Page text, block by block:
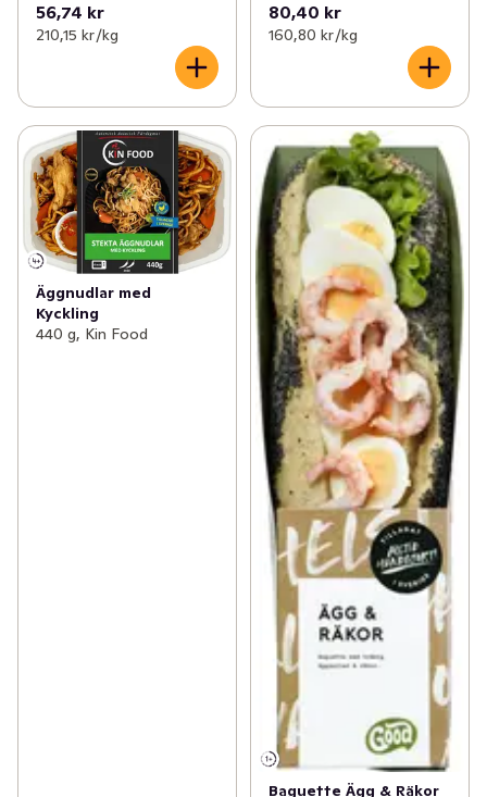
56,74 kr
210,15 kr /kg
80,40 kr
160,80 kr /kg
Äggnudlar med
Kyckling
440 g, Kin Food
Baguette Ägg & Räkor